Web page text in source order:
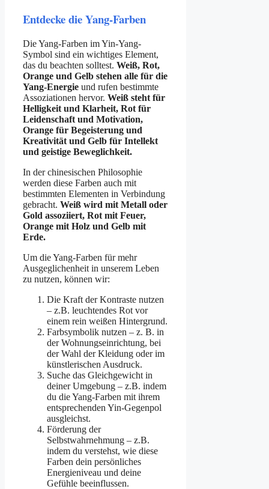
Entdecke die Yang-Farben
Die Yang-Farben im Yin-Yang-
Symbol sind ein wichtiges Element,
das du beachten solltest. Weiß, Rot,
Orange und Gelb stehen alle für die
Yang-Energie und rufen bestimmte
Assoziationen hervor. Weiß steht für
Helligkeit und Klarheit, Rot für
Leidenschaft und Motivation,
Orange für Begeisterung und
Kreativität und Gelb für Intellekt
und geistige Beweglichkeit.
In der chinesischen Philosophie
werden diese Farben auch mit
bestimmten Elementen in Verbindung
gebracht. Weiß wird mit Metall oder
Gold assoziiert, Rot mit Feuer,
Orange mit Holz und Gelb mit
Erde.
Um die Yang-Farben für mehr
Ausgeglichenheit in unserem Leben
zu nutzen, können wir:
Die Kraft der Kontraste nutzen
– z.B. leuchtendes Rot vor
einem rein weißen Hintergrund.
Farbsymbolik nutzen – z. B. in
der Wohnungseinrichtung, bei
der Wahl der Kleidung oder im
künstlerischen Ausdruck.
Suche das Gleichgewicht in
deiner Umgebung – z.B. indem
du die Yang-Farben mit ihrem
entsprechenden Yin-Gegenpol
ausgleichst.
Förderung der
Selbstwahrnehmung – z.B.
indem du verstehst, wie diese
Farben dein persönliches
Energieniveau und deine
Gefühle beeinflussen.